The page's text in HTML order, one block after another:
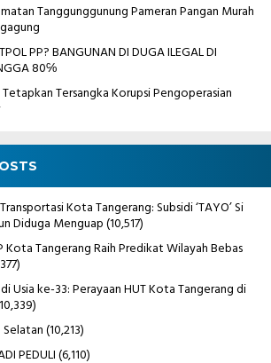
Tanggunggunung Pameran Pangan Murah
PP? BANGUNAN DI DUGA ILEGAL DI
80℅
Tersangka Korupsi Pengoperasian
Kota Tangerang: Subsidi ‘TAYO’ Si
Diduga Menguap(10,517)
Kota Tangerang Raih Predikat Wilayah Bebas
Usia ke-33: Perayaan HUT Kota Tangerang di
(10,213)
PEDULI(6,110)